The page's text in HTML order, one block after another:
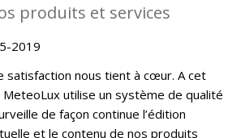
produits et services
2019
satisfaction nous tient à cœur. A cet
utilise un système de qualité
de façon continue l’édition
et le contenu de nos produits